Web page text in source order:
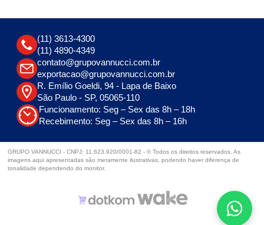
(11) 3613-4300
(11) 4890-4349
contato@grupovannucci.com.br
exportacao@grupovannucci.com.br
R. Emílio Goeldi, 94 - Lapa de Baixo
São Paulo - SP, 05065-110
Funcionamento: Seg – Sex das 8h – 18h
Recebimento: Seg – Sex das 8h – 16h
GRUPO VANNUCCI - CNPJ: 11.623.920/0001-82 - © Todos os direitos reservados. As
imagens aqui apresentadas são meramente ilustrativas, podendo haver diferença de
tonalidade dependendo do monitor.